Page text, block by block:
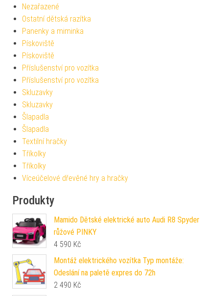
Nezařazené
Ostatní dětská razítka
Panenky a miminka
Pískoviště
Pískoviště
Příslušenství pro vozítka
Příslušenství pro vozítka
Skluzavky
Skluzavky
Šlapadla
Šlapadla
Textilní hračky
Tříkolky
Tříkolky
Víceúčelové dřevěné hry a hračky
Produkty
Mamido Dětské elektrické auto Audi R8 Spyder
růžové PINKY
4 590 Kč
Montáž elektrického vozítka Typ montáže:
Odeslání na paletě expres do 72h
2 490 Kč